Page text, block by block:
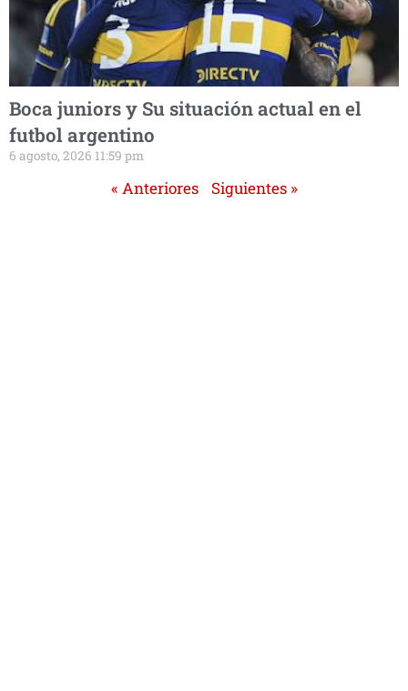
Boca juniors y Su situación actual en el
futbol argentino
6 agosto, 2026 11:59 pm
« Anteriores Siguientes »